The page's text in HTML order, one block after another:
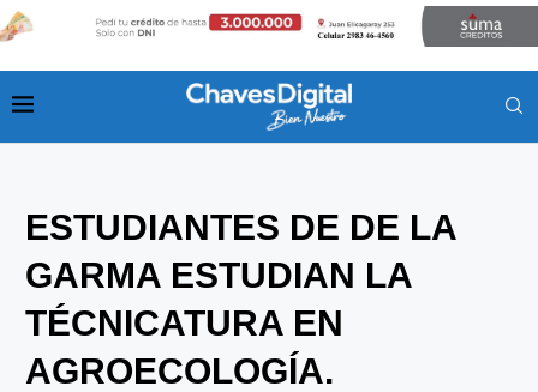
ESTUDIANTES DE DE LA
GARMA ESTUDIAN LA
TÉCNICATURA EN
AGROECOLOGÍA.